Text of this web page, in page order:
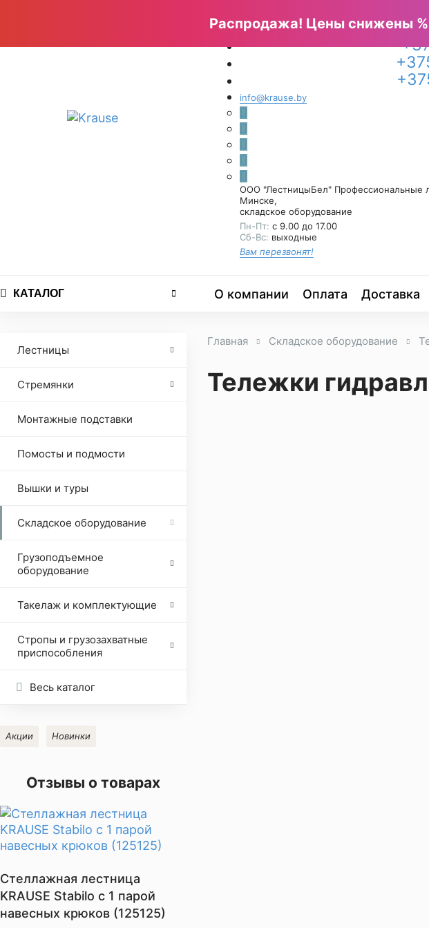
info@krause.by
ООО "ЛестницыБел" Профессиональные
Минске,
складское оборудование
Пн-Пт: с 9.00 до 17.00
Сб-Вс: выходные
Вам перезвонят!
КАТАЛОГ О компании Оплата Доставка
Лестницы
Стремянки
Монтажные подставки
Помосты и подмости
Вышки и туры
Складское оборудование
Грузоподъемное
оборудование
Такелаж и комплектующие
Стропы и грузозахватные
приспособления
Весь каталог
Акции Новинки
Отзывы о товарах
Стеллажная лестница
KRAUSE Stabilo с 1 парой
навесных крюков (125125)
Главная Складское оборудование
Тележки
Распродажа! Цены снижены